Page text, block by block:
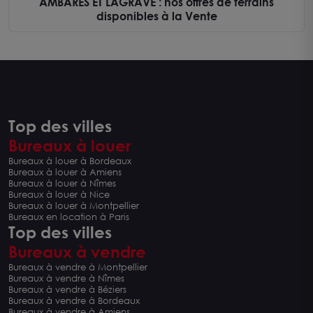
disponibles à la Vente
Top des villes
Bureaux à louer
Bureaux à louer à Bordeaux
Bureaux à louer à Amiens
Bureaux à louer à Nîmes
Bureaux à louer à Nice
Bureaux à louer à Montpellier
Bureaux en location à Paris
Top des villes
Bureaux à vendre
Bureaux à vendre à Montpellier
Bureaux à vendre à Nîmes
Bureaux à vendre à Béziers
Bureaux à vendre à Bordeaux